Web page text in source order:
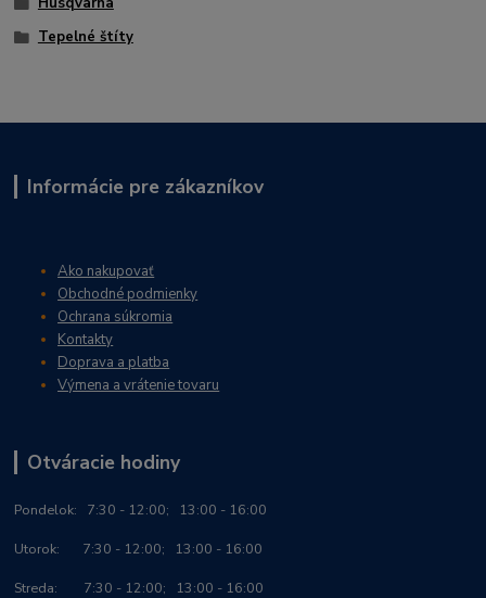
Tepelné štíty
Informácie pre zákazníkov
Ako nakupovať
Obchodné podmienky
Ochrana súkromia
Kontakty
Doprava a platba
Výmena a vrátenie tovaru
Otváracie hodiny
Pondelok: 7:30 - 12:00; 13:00 - 16:00
Utorok: 7:30 - 12:00; 13:00 - 16:00
Streda: 7:30 - 12:00; 13:00 - 16:00